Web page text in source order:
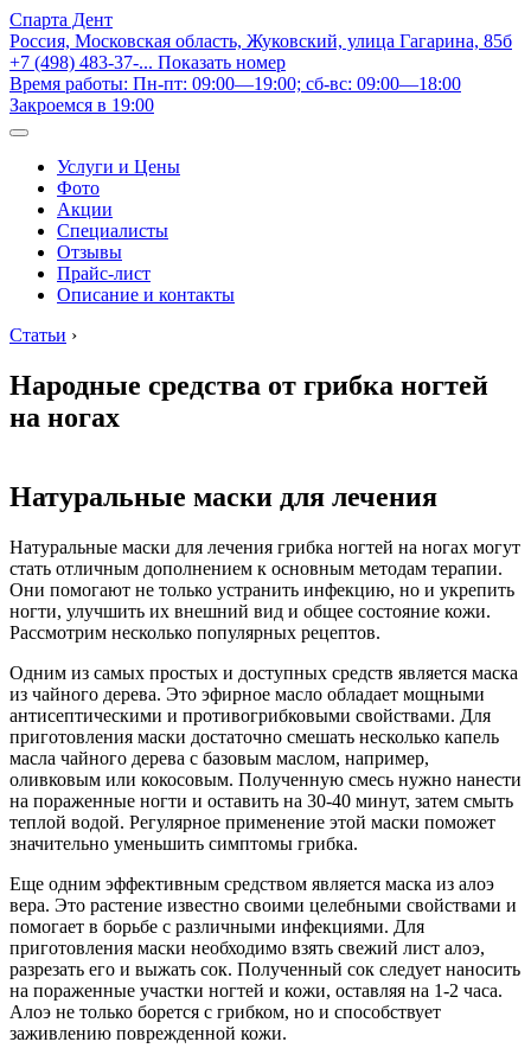
Спарта Дент
Россия, Московская область, Жуковский, улица Гагарина, 85б
+7 (498) 483-37-... Показать номер
Время работы: Пн-пт: 09:00—19:00; сб-вс: 09:00—18:00
Закроемся в 19:00
Услуги и Цены
Фото
Акции
Специалисты
Отзывы
Прайс-лист
Описание и контакты
Статьи ›
Народные средства от грибка ногтей
на ногах
Натуральные маски для лечения
Натуральные маски для лечения грибка ногтей на ногах могут
стать отличным дополнением к основным методам терапии.
Они помогают не только устранить инфекцию, но и укрепить
ногти, улучшить их внешний вид и общее состояние кожи.
Рассмотрим несколько популярных рецептов.
Одним из самых простых и доступных средств является маска
из чайного дерева. Это эфирное масло обладает мощными
антисептическими и противогрибковыми свойствами. Для
приготовления маски достаточно смешать несколько капель
масла чайного дерева с базовым маслом, например,
оливковым или кокосовым. Полученную смесь нужно нанести
на пораженные ногти и оставить на 30-40 минут, затем смыть
теплой водой. Регулярное применение этой маски поможет
значительно уменьшить симптомы грибка.
Еще одним эффективным средством является маска из алоэ
вера. Это растение известно своими целебными свойствами и
помогает в борьбе с различными инфекциями. Для
приготовления маски необходимо взять свежий лист алоэ,
разрезать его и выжать сок. Полученный сок следует наносить
на пораженные участки ногтей и кожи, оставляя на 1-2 часа.
Алоэ не только борется с грибком, но и способствует
заживлению поврежденной кожи.